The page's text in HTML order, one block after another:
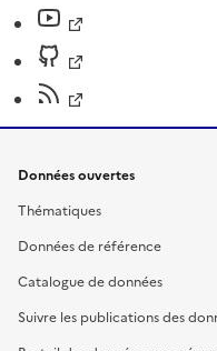
Données ouvertes
Thématiques
Données de référence
Catalogue de données
Suivre les publications des